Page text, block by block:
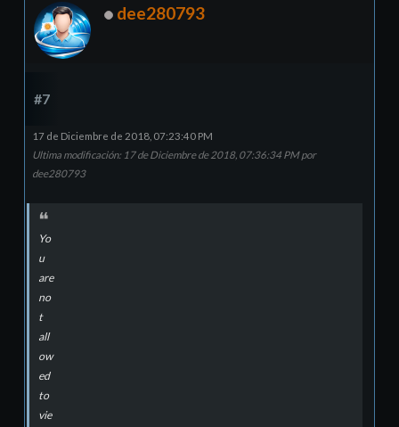
dee280793
#7
17 de Diciembre de 2018, 07:23:40 PM
Ultima modificación: 17 de Diciembre de 2018, 07:36:34 PM por
dee280793
Yo
u
are
no
t
all
ow
ed
to
vie